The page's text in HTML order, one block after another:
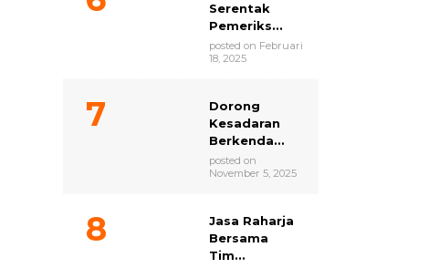
Serentak
Pemeriks...
posted on Februari
18, 2025
Dorong
Kesadaran
Berkenda...
posted on
November 5, 2025
Jasa Raharja
Bersama
Tim...